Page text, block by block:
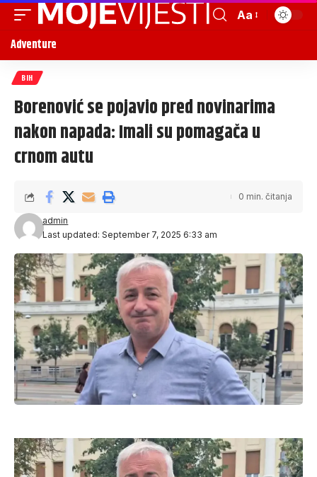
Aa
Adventure
BIH
Borenović se pojavio pred novinarima
nakon napada: Imali su pomagača u
crnom autu
Last updated: September 7, 2025 6:33 am
admin
0 min. čitanja